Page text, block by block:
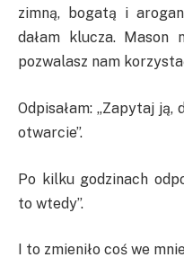
zimną, bogatą i
dałam klucza. Mason
pozwalasz nam
Odpisałam: „Zapytaj
otwarcie”.
Po kilku godzinach
to wtedy”.
I to zmieniło coś we